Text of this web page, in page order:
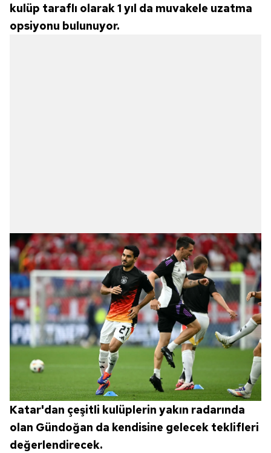
kulüp taraflı olarak 1 yıl da muvakele uzatma
opsiyonu bulunuyor.
Katar'dan çeşitli kulüplerin yakın radarında
olan Gündoğan da kendisine gelecek teklifleri
değerlendirecek.